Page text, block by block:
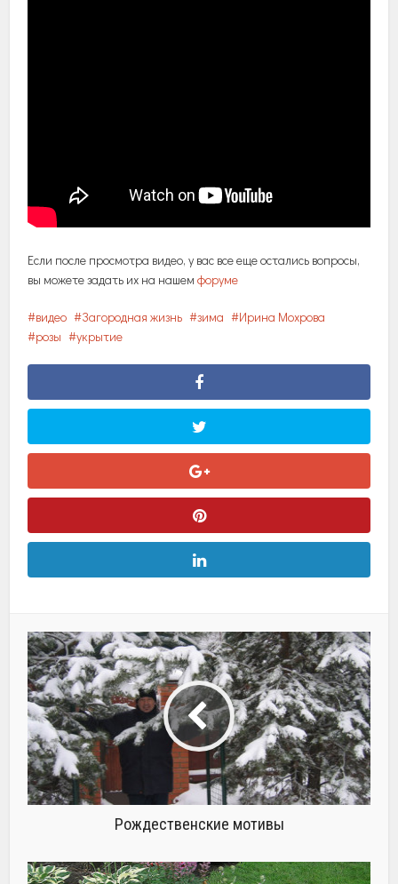
Если после просмотра видео, у вас все еще остались вопросы,
вы можете задать их на нашемфоруме
видео Загородная жизнь зима
Ирина Мохрова
розы
укрытие
Рождественские мотивы